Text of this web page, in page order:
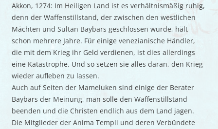
Akkon, 1274: Im Heiligen Land ist es verhältnismäßig ruhig,
denn der Waffenstillstand, der zwischen den westlichen
Mächten und Sultan Baybars geschlossen wurde, hält
schon mehrere Jahre. Für einige venezianische Händler,
die mit dem Krieg ihr Geld verdienen, ist dies allerdings
eine Katastrophe. Und so setzen sie alles daran, den Krieg
wieder aufleben zu lassen.
Auch auf Seiten der Mameluken sind einige der Berater
Baybars der Meinung, man solle den Waffenstillstand
beenden und die Christen endlich aus dem Land jagen.
Die Mitglieder der Anima Templi und deren Verbündete